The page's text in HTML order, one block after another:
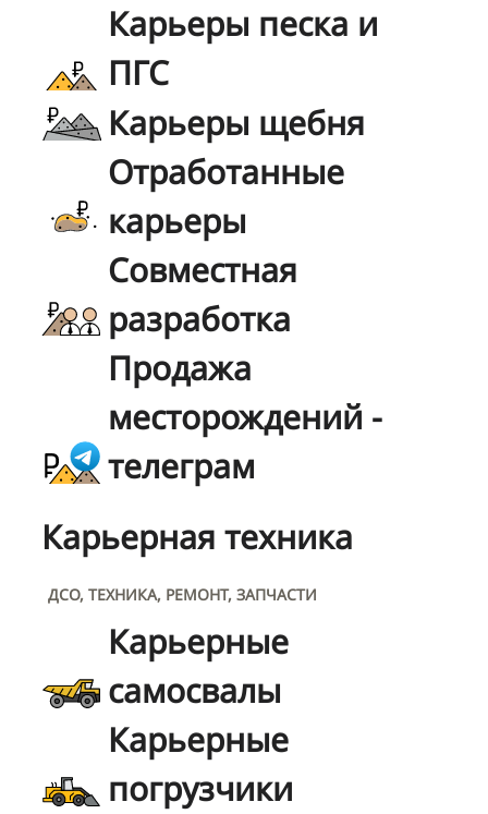
Карьеры песка и
ПГС
Карьеры щебня
Отработанные
карьеры
Совместная
разработка
Продажа
месторождений -
телеграм
Карьерная техника
ДСО, ТЕХНИКА, РЕМОНТ, ЗАПЧАСТИ
Карьерные
самосвалы
Карьерные
погрузчики